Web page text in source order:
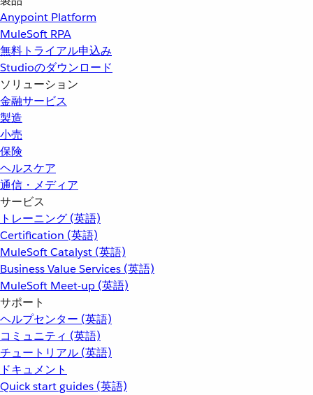
Anypoint Platform
MuleSoft RPA
無料トライアル申込み
Studioのダウンロード
ソリューション
金融サービス
製造
小売
保険
ヘルスケア
通信・メディア
サービス
トレーニング (英語)
Certification (英語)
MuleSoft Catalyst (英語)
Business Value Services (英語)
MuleSoft Meet-up (英語)
サポート
ヘルプセンター (英語)
コミュニティ (英語)
チュートリアル (英語)
ドキュメント
Quick start guides (英語)